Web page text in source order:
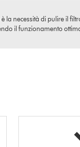
la necessità di pulire il
il funzionamento